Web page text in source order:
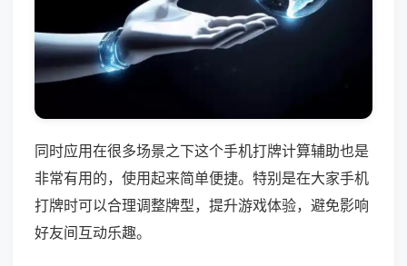
同时应用在很多场景之下这个手机打牌计算辅助也是
非常有用的，使用起来简单便捷。特别是在大家手机
打牌时可以合理调整牌型，提升游戏体验，避免影响
好友间互动乐趣。